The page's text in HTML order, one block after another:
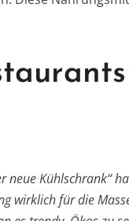
neue Kühlschrank“
wirklich für die